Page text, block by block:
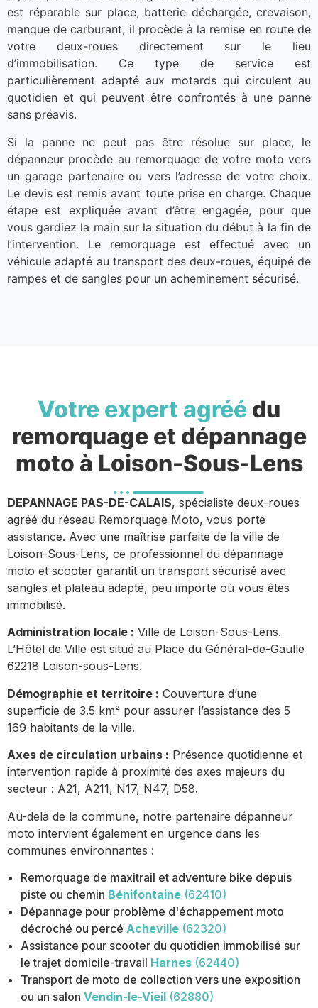
est réparable sur place, batterie déchargée, crevaison,
manque de carburant, il procède à la remise en route de
votre deux-roues directement sur le lieu
d’immobilisation. Ce type de service est
particulièrement adapté aux motards qui circulent au
quotidien et qui peuvent être confrontés à une panne
sans préavis.
Si la panne ne peut pas être résolue sur place, le
dépanneur procède au remorquage de votre moto vers
un garage partenaire ou vers l’adresse de votre choix.
Le devis est remis avant toute prise en charge. Chaque
étape est expliquée avant d’être engagée, pour que
vous gardiez la main sur la situation du début à la fin de
l’intervention. Le remorquage est effectué avec un
véhicule adapté au transport des deux-roues, équipé de
rampes et de sangles pour un acheminement sécurisé.
Votre expert agréé du
remorquage et dépannage
moto à Loison-Sous-Lens
DEPANNAGE PAS-DE-CALAIS, spécialiste deux-roues
agréé du réseau Remorquage Moto, vous porte
assistance. Avec une maîtrise parfaite de la ville de
Loison-Sous-Lens, ce professionnel du dépannage
moto et scooter garantit un transport sécurisé avec
sangles et plateau adapté, peu importe où vous êtes
immobilisé.
Administration locale : Ville de Loison-Sous-Lens.
L’Hôtel de Ville est situé au Place du Général-de-Gaulle
62218 Loison-sous-Lens.
Démographie et territoire : Couverture d’une
superficie de 3.5 km² pour assurer l’assistance des 5
169 habitants de la ville.
Axes de circulation urbains : Présence quotidienne et
intervention rapide à proximité des axes majeurs du
secteur : A21, A211, N17, N47, D58.
Au-delà de la commune, notre partenaire dépanneur
moto intervient également en urgence dans les
communes environnantes :
Remorquage de maxitrail et adventure bike depuis
piste ou chemin Bénifontaine (62410)
Dépannage pour problème d'échappement moto
décroché ou percé Acheville (62320)
Assistance pour scooter du quotidien immobilisé sur
le trajet domicile-travail Harnes (62440)
Transport de moto de collection vers une exposition
ou un salon Vendin-le-Vieil (62880)